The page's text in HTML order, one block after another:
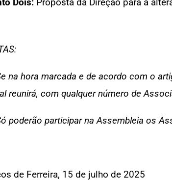
Dois: Proposta da Direção para a
na hora marcada e de acordo com o
reunirá, com qualquer número de
poderão participar na Assembleia os
de Ferreira, 15 de julho de 2025